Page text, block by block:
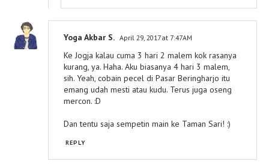
Yoga Akbar S. April 29, 2017 at 7:47 AM
Ke Jogja kalau cuma 3 hari 2 malem kok rasanya
kurang, ya. Haha. Aku biasanya 4 hari 3 malem,
sih. Yeah, cobain pecel di Pasar Beringharjo itu
emang udah mesti atau kudu. Terus juga oseng
mercon. :D
Dan tentu saja sempetin main ke Taman Sari! :)
REPLY